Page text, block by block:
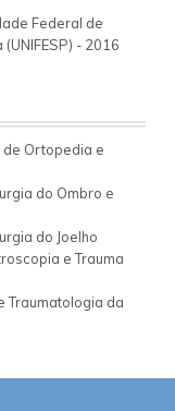
Federal de
- 2016
Ortopedia e
do Ombro e
do Joelho
e Trauma
Traumatologia da